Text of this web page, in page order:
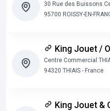
30 Rue des Buissons
95700 ROISSY-EN-
King Jouet /
Centre Commercial
94320 THIAIS - France
King Jouet &